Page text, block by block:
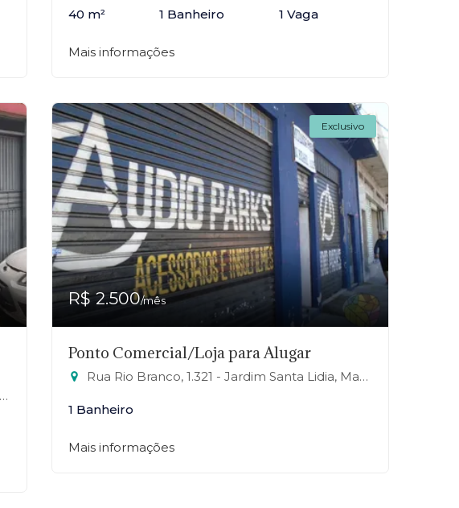
40 m² 1 Banheiro 1 Vaga
Mais informações
Exclusivo
R$ 2.500/mês
Ponto Comercial/Loja para Alugar
Rua Rio Branco, 1.321 - Jardim Santa Lidia, Mauá-SP
1 Banheiro
Mais informações